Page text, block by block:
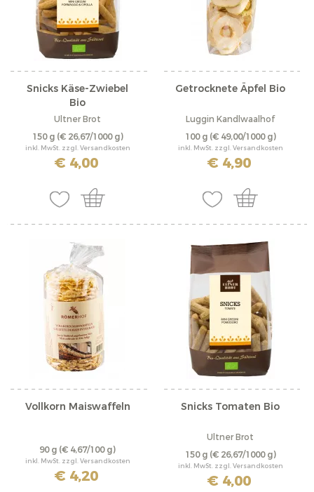
Snicks Käse-Zwiebel
Bio
Ultner Brot
150 g (€ 26,67/1000 g)
inkl. MwSt. zzgl. Versandkosten
€ 4,00
Getrocknete Äpfel Bio
Luggin Kandlwaalhof
100 g (€ 49,00/1000 g)
inkl. MwSt. zzgl. Versandkosten
€ 4,90
Vollkorn Maiswaffeln
90 g (€ 4,67/100 g)
inkl. MwSt. zzgl. Versandkosten
€ 4,20
Snicks Tomaten Bio
Ultner Brot
150 g (€ 26,67/1000 g)
inkl. MwSt. zzgl. Versandkosten
€ 4,00